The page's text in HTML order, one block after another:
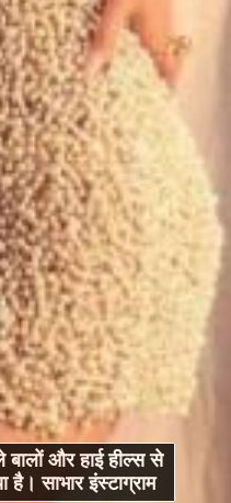
और हाई हील्स से
है। साभार इंस्टाग्राम